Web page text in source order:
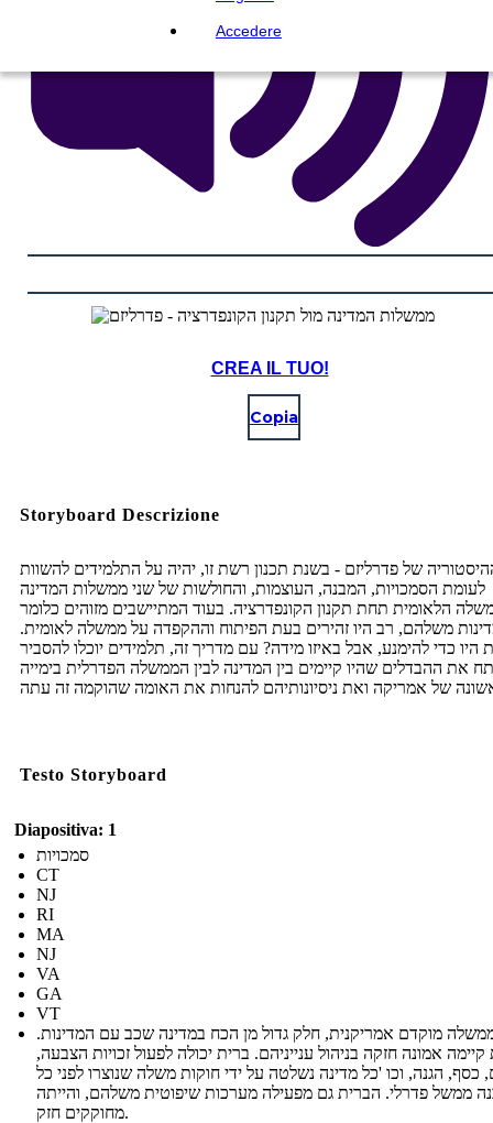
Accedere
CREA IL TUO!
Copia
Storyboard Descrizione
של פדרליזם - בשנת תכנון רשת זו, יהיה על התלמידים להשוות
לעומת הסמכויות, המבנה, העוצמות, והחולשות של שני ממשלות המדינה
הלאומית תחת תקנון הקונפדרציה. בעוד המתיישבים מזוהים כלומר
משלהם, רב היו זהירים בעת הפיתוח וההקפדה על ממשלה לאומית.
היו כדי להימנע, אבל באיזו מידה? עם מדריך זה, תלמידים יוכלו להסביר
את ההבדלים שהיו קיימים בין המדינה לבין הממשלה הפדרלית בימייה
Testo Storyboard
Diapositiva: 1
סמכויות
CT
NJ
RI
MA
NJ
VA
GA
VT
מוקדם אמריקנית, חלק גדול מן הכח במדינה שכב עם המדינות.
אמונה חזקה בניהול ענייניהם. ברית יכולה לפעול זכויות הצבעה,
כסף, הגנה, וכו 'כל מדינה נשלטה על ידי חוקות משלה שנוצרו לפני כל
ממשל פדרלי. הברית גם מפעילה מערכות שיפוטית משלהם, והייתה
מחוקקים חזק.